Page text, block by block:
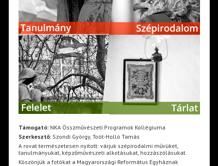
Támogató:NKA Összművészeti Programok Kollégiuma
Szerkesztő:Szondi György, Toót-Holló Tamás
A rovat természetesen nyitott: várjuk szépirodalmi művüket,
tanulmányukat, képzőművészeti alkotásukat, hozzászólásukat.
Köszönjük a fotókat a Magyarországi Református Egyháznak